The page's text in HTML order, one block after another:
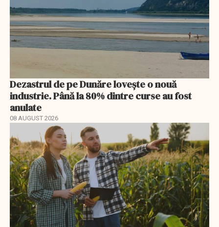
Dezastrul de pe Dunăre lovește o nouă
industrie. Până la 80% dintre curse au fost
anulate
08 AUGUST 2026